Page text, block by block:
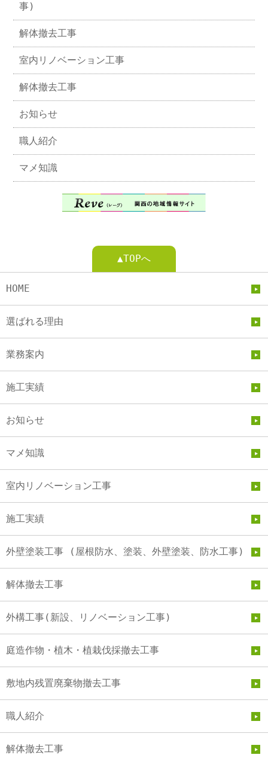
事)
解体撤去工事
室内リノベーション工事
解体撤去工事
お知らせ
職人紹介
マメ知識
▲TOPへ
HOME
選ばれる理由
業務案内
施工実績
お知らせ
マメ知識
室内リノベーション工事
施工実績
外壁塗装工事 (屋根防水、塗装、外壁塗装、防水工事)
解体撤去工事
外構工事(新設、リノベーション工事)
庭造作物・植木・植栽伐採撤去工事
敷地内残置廃棄物撤去工事
職人紹介
解体撤去工事